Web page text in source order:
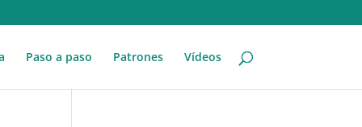
Paso a paso Patrones Vídeos